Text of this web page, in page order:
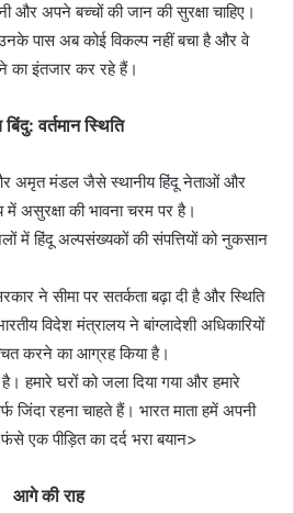
और अपने बच्चों की जान की सुरक्षा चाहिए।
पास अब कोई विकल्प नहीं बचा है और वे
का इंतजार कर रहे हैं।
वर्तमान स्थिति
अमृत मंडल जैसे स्थानीय हिंदू नेताओं और
में असुरक्षा की भावना चरम पर है।
हिंदू अल्पसंख्यकों की संपत्तियों को नुकसान
ने सीमा पर सतर्कता बढ़ा दी है और स्थिति
विदेश मंत्रालय ने बांग्लादेशी अधिकारियों
करने का आग्रह किया है।
हमारे घरों को जला दिया गया और हमारे
जिंदा रहना चाहते हैं। भारत माता हमें अपनी
एक पीड़ित का दर्द भरा बयान>
आगे की राह